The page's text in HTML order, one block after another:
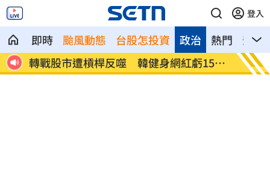
登入
即時 颱風動態 台股怎投資 熱門 影音
政治
網紅虧1500
南韓酷暑！身障男輪椅翻覆 2小時曝